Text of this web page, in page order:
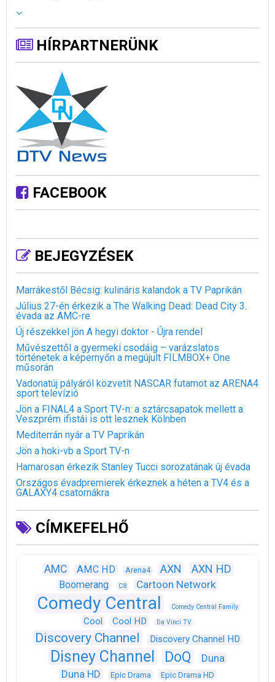
HÍRPARTNERÜNK
FACEBOOK
BEJEGYZÉSEK
Marrákestől Bécsig: kulináris kalandok a TV Paprikán
Július 27-én érkezik a The Walking Dead: Dead City 3.
évada az AMC-re
Új részekkel jön A hegyi doktor - Újra rendel
Művészettől a gyermeki csodáig – varázslatos
történetek a képernyőn a megújult FILMBOX+ One
műsorán
Vadonatúj pályáról közvetít NASCAR futamot az ARENA4
sport televízió
Jön a FINAL4 a Sport TV-n: a sztárcsapatok mellett a
Veszprém ifistái is ott lesznek Kölnben
Mediterrán nyár a TV Paprikán
Jön a hoki-vb a Sport TV-n
Hamarosan érkezik Stanley Tucci sorozatának új évada
Országos évadpremierek érkeznek a héten a TV4 és a
GALAXY4 csatornákra
CÍMKEFELHŐ
AMC AMC HD Arena4 AXN AXN HD
Boomerang C8 Cartoon Network
Comedy Central Comedy Central Family
Cool Cool HD Da Vinci TV
Discovery Channel Discovery Channel HD
Disney Channel DoQ
Duna
Duna HD
Epic Drama Epic Drama HD